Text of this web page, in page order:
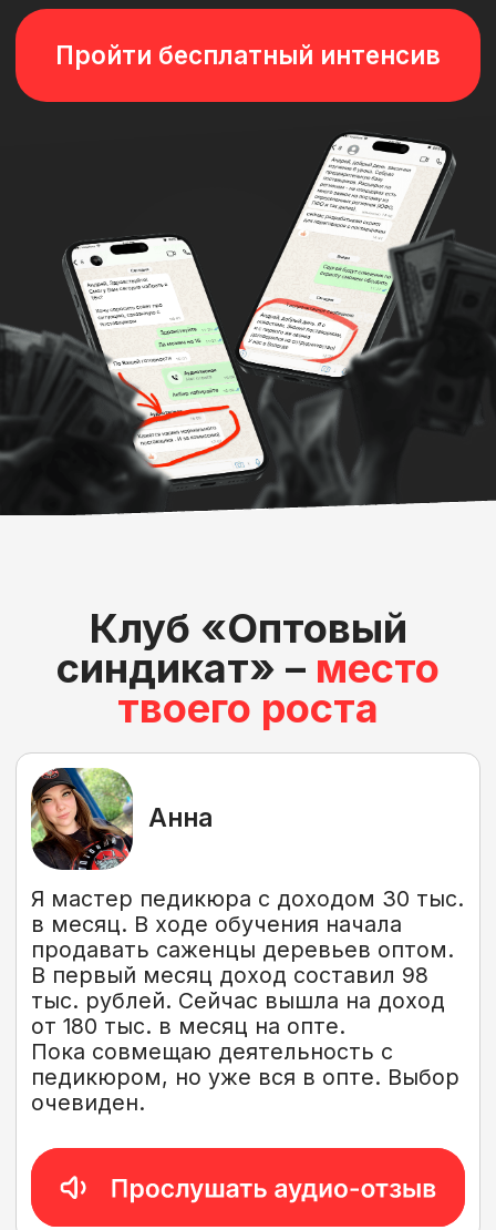
были копеечные. На курсе Андрея я
оптом.Первые две недели сделал 65
тыс. С третьей недели вышел на
планку от 100 тыс в нед. За второй
месяц продаж мой доход составил
Пришел на обучение к Андрею по
принципу «а вдруг получится».
Решил заняться продажей муки как
Нашел хорошего поставщика. На
первые сделки выходил не быстро, но
оно того стоит. Продаю сотнями тонн и
хорошо зарабатываю. На деньги от
опта купил квартиру в новостройке.
Очень нравится коллектив на
обучении. Рекомендую.
Через 2 месяца вышел на первые
сделки. Дальше стал дилером и
импортером. Сейчас у меня
контракты с сетями. Оборот — более
120 млн рублей в квартал.
Евгений
До обучения я работал монтажником
кондиционеров. Пришел на тариф
«ПРОФИ» без опыта в продажах. Уже
в первый месяц стал дилером по
кондиционерам и заработал 290 тыс.
рублей!
Константин
Продаю оптом консервацию. Мои
агентские отчисления за неделю
составили почти
335 тыс. рублей. Продал партию из
Майкопа в Санкт –Петербург.
я даже не ожидал таких результатов.
Вадим